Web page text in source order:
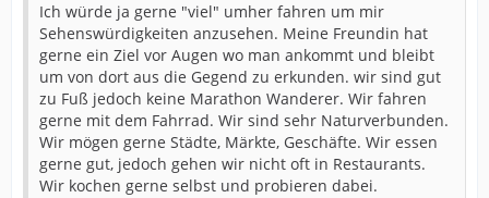
Ich würde ja gerne "viel" umher fahren um mir
Sehenswürdigkeiten anzusehen. Meine Freundin hat
gerne ein Ziel vor Augen wo man ankommt und bleibt
um von dort aus die Gegend zu erkunden. wir sind gut
zu Fuß jedoch keine Marathon Wanderer. Wir fahren
gerne mit dem Fahrrad. Wir sind sehr Naturverbunden.
Wir mögen gerne Städte, Märkte, Geschäfte. Wir essen
gerne gut, jedoch gehen wir nicht oft in Restaurants.
Wir kochen gerne selbst und probieren dabei.